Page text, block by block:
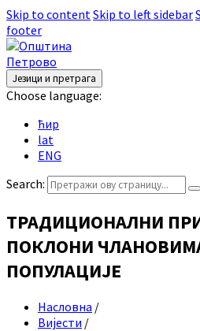
Skip to contentSkip to left sidebar
footer
Језици и претрага
Choose language:
ћир
lat
ENG
Search:
ТРАДИЦИОНАЛНИ
ПОКЛОНИ
ПОПУЛАЦИЈЕ
Насловна /
Вијести /